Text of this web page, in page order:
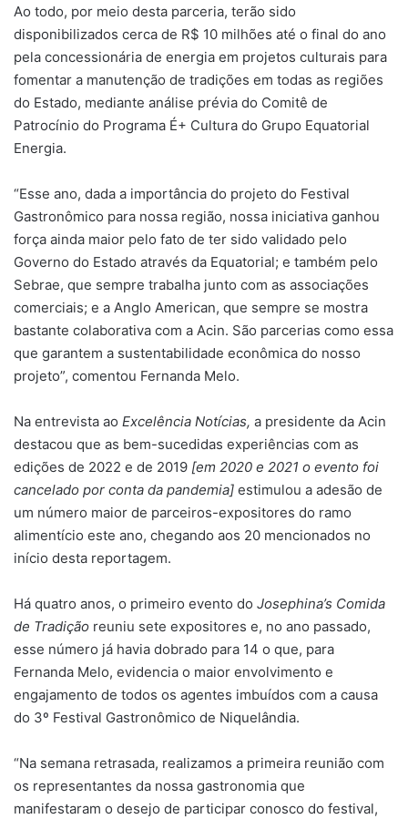
Ao todo, por meio desta parceria, terão sido
disponibilizados cerca de R$ 10 milhões até o final do ano
pela concessionária de energia em projetos culturais para
fomentar a manutenção de tradições em todas as regiões
do Estado, mediante análise prévia do Comitê de
Patrocínio do Programa É+ Cultura do Grupo Equatorial
Energia.
“Esse ano, dada a importância do projeto do Festival
Gastronômico para nossa região, nossa iniciativa ganhou
força ainda maior pelo fato de ter sido validado pelo
Governo do Estado através da Equatorial; e também pelo
Sebrae, que sempre trabalha junto com as associações
comerciais; e a Anglo American, que sempre se mostra
bastante colaborativa com a Acin. São parcerias como essa
que garantem a sustentabilidade econômica do nosso
projeto”, comentou Fernanda Melo.
Na entrevista ao Excelência Notícias, a presidente da Acin
destacou que as bem-sucedidas experiências com as
edições de 2022 e de 2019 [em 2020 e 2021 o evento foi
cancelado por conta da pandemia] estimulou a adesão de
um número maior de parceiros-expositores do ramo
alimentício este ano, chegando aos 20 mencionados no
início desta reportagem.
Há quatro anos, o primeiro evento do Josephina’s Comida
de Tradição reuniu sete expositores e, no ano passado,
esse número já havia dobrado para 14 o que, para
Fernanda Melo, evidencia o maior envolvimento e
engajamento de todos os agentes imbuídos com a causa
do 3º Festival Gastronômico de Niquelândia.
“Na semana retrasada, realizamos a primeira reunião com
os representantes da nossa gastronomia que
manifestaram o desejo de participar conosco do festival,